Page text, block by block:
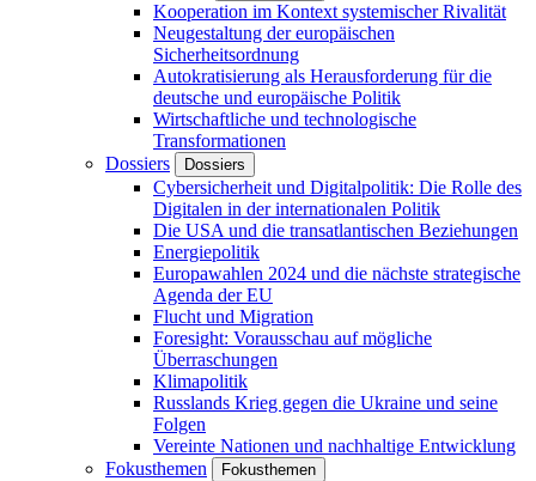
Kooperation im Kontext systemischer Rivalität
Neugestaltung der europäischen
Sicherheitsordnung
Autokratisierung als Herausforderung für die
deutsche und europäische Politik
Wirtschaftliche und technologische
Transformationen
Dossiers
Dossiers
Cybersicherheit und Digitalpolitik: Die Rolle des
Digitalen in der internationalen Politik
Die USA und die transatlantischen Beziehungen
Energiepolitik
Europawahlen 2024 und die nächste strategische
Agenda der EU
Flucht und Migration
Foresight: Vorausschau auf mögliche
Überraschungen
Klimapolitik
Russlands Krieg gegen die Ukraine und seine
Folgen
Vereinte Nationen und nachhaltige Entwicklung
Fokusthemen
Fokusthemen